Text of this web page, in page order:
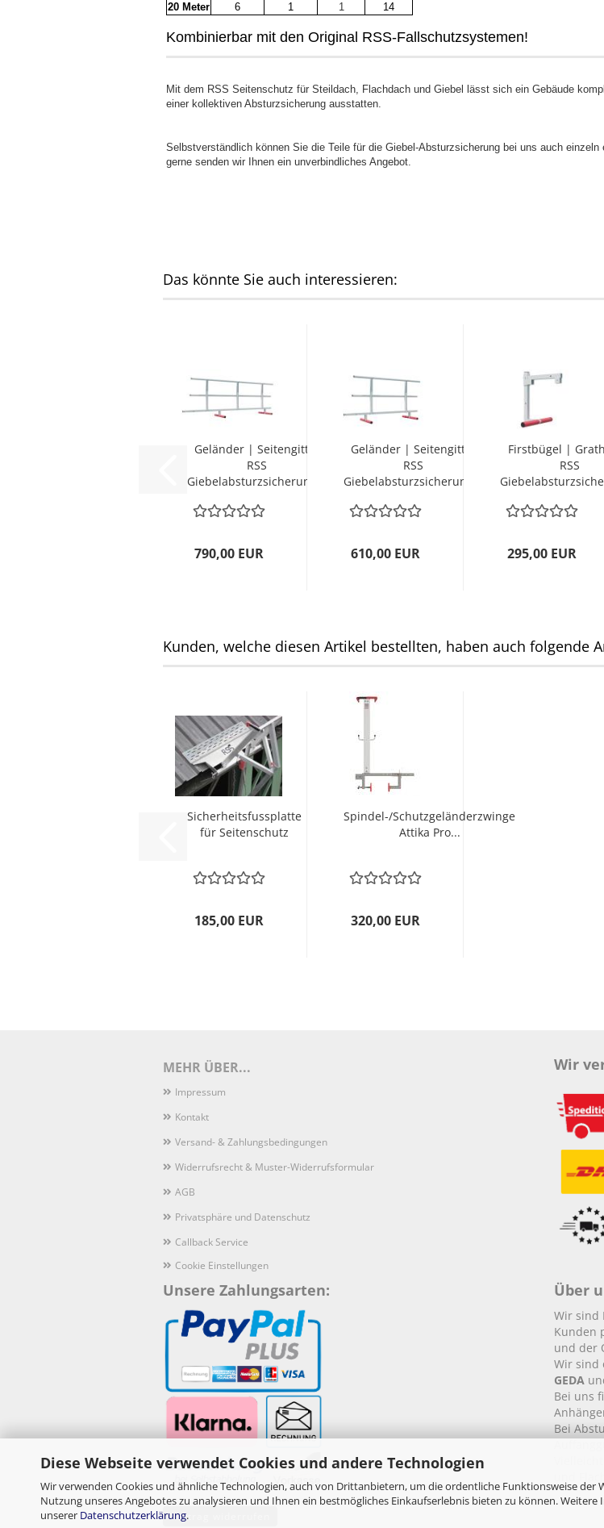
Diese Webseite verwendet Cookies und andere Technologien
Wir verwenden Cookies und ähnliche Technologien, auch von Drittanbietern, um die ordentliche Funktionsweise der
Nutzung unseres Angebotes zu analysieren und Ihnen ein bestmögliches Einkaufserlebnis bieten zu können.
unserer Datenschutzerklärung.
20 Meter
6 1 1 14
Kombinierbar mit den Original RSS-Fallschutzsystemen!
Mit dem RSS Seitenschutz für Steildach, Flachdach und Giebel lässt sich ein Gebäude
einer kollektiven Absturzsicherung ausstatten.
Selbstverständlich können Sie die Teile für die Giebel-Absturzsicherung bei uns auch einzeln
gerne senden wir Ihnen ein unverbindliches Angebot.
Das könnte Sie auch interessieren:
Geländer | Seitengitter
RSS
Giebelabsturzsicherung...
790,00 EUR
Geländer | Seitengitter
RSS
Giebelabsturzsicherung...
610,00 EUR
Firstbügel |
RSS
295,00 EUR
Kunden, welche diesen Artikel bestellten, haben auch folgende
Sicherheitsfussplatte
für Seitenschutz
185,00 EUR
Spindel-/Schutzgeländerzwinge
Attika Pro...
320,00 EUR
MEHR ÜBER...
Impressum
Kontakt
Versand- & Zahlungsbedingungen
Widerrufsrecht & Muster-Widerrufsformular
AGB
Privatsphäre und Datenschutz
Callback Service
Cookie Einstellungen
Wir
Unsere Zahlungsarten: Über
Wir sind
Kunden
und der
Wir sind
GEDA
Bei uns
Bei
Vertrag widerrufen